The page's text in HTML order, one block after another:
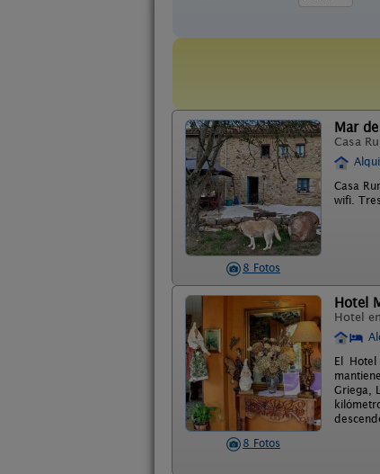
8 Fotos
Mar
Casa
Casa
wifi.
8 Fotos
Hotel
Hotel en
El
Griega,